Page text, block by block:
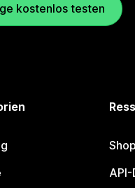
kostenlos testen